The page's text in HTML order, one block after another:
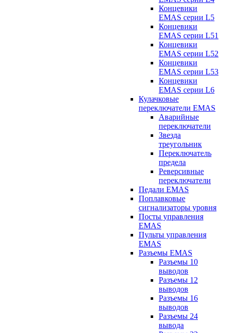
Концевики
EMAS серии L5
Концевики
EMAS серии L51
Концевики
EMAS серии L52
Концевики
EMAS серии L53
Концевики
EMAS серии L6
Кулачковые
переключатели EMAS
Аварийные
переключатели
Звезда
треугольник
Переключатель
предела
Реверсивные
переключатели
Педали EMAS
Поплавковые
сигнализаторы уровня
Посты управления
EMAS
Пульты управления
EMAS
Разъемы EMAS
Разъемы 10
выводов
Разъемы 12
выводов
Разъемы 16
выводов
Разъемы 24
вывода